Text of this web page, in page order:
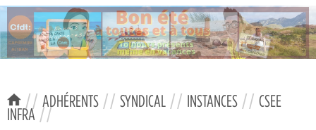
// ADHÉRENTS // SYNDICAL // INSTANCES // CSEE
INFRA //